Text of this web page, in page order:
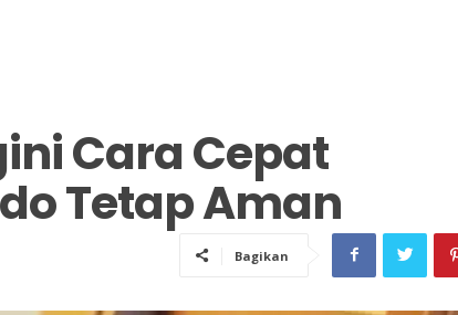
Cara Cepat
Tetap Aman
Bagikan